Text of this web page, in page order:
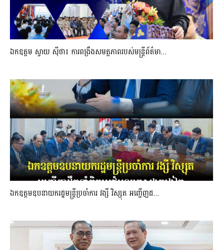
ឯកឧត្តម ស្វាយ ស៊ីថា៖ ការពង្រឹងសមត្ថភាពរបស់មន្ត្រីព័ត៌មា...
ឯកឧត្តមឧបនាយករដ្ឋមន្រ្តីប្រចាំការ វង្សី វិស្សុត អញ្ជើញដ...